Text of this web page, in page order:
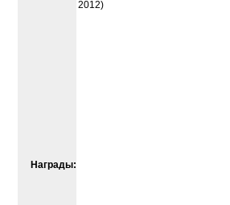
Награды:
2012)